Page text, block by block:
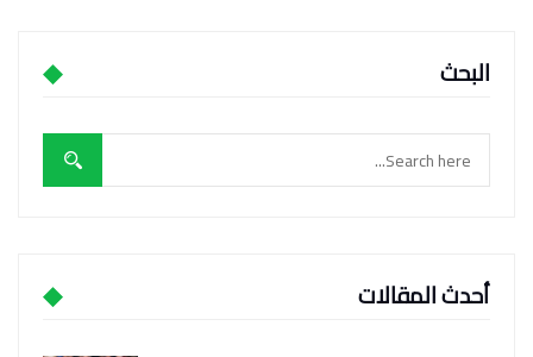
البحث
أحدث المقالات